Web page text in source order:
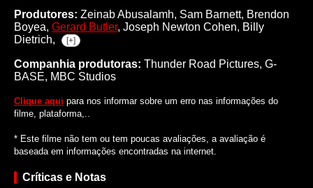
Produtores: Zeinab Abusalamh, Sam Barnett, Brendon
Boyea, Gerard Butler, Joseph Newton Cohen, Billy
Dietrich,
[+]
Companhia produtoras: Thunder Road Pictures, G-
BASE, MBC Studios
Clique aqui para nos informar sobre um erro nas informações do
filme, plataforma,..
* Este filme não tem ou tem poucas avaliações, a avaliação é
baseada em informações encontradas na internet.
Críticas e Notas